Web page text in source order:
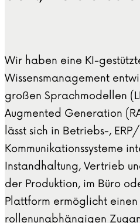
Wir haben eine KI-
Wissensmanagement
großen Sprachmodellen
Augmented Generation
lässt sich in Betriebs-,
Kommunikationssysteme
Instandhaltung, Vertrieb
der Produktion, im Büro
Plattform ermöglicht einen
rollenunabhängigen